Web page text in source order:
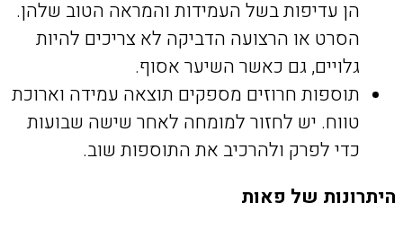
הן עדיפות בשל העמידות והמראה הטוב שלהן.
הסרט או הרצועה הדביקה לא צריכים להיות
גלויים, גם כאשר השיער אסוף.
תוספות חרוזים מספקים תוצאה עמידה וארוכת
טווח. יש לחזור למומחה לאחר שישה שבועות
כדי לפרק ולהרכיב את התוספות שוב.
היתרונות של פאות